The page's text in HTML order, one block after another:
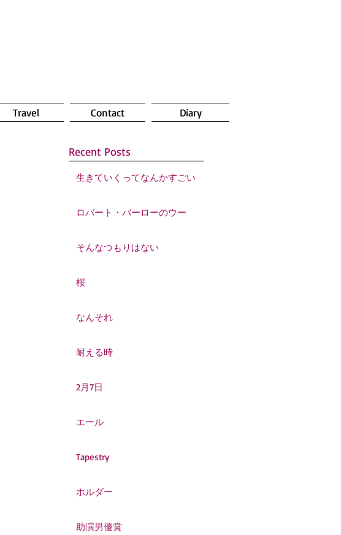
Travel Contact Diary
Recent Posts
生きていくってなんかすごい
ロバート・バーローのウー
そんなつもりはない
桜
なんそれ
耐える時
2月7日
エール
Tapestry
ホルダー
助演男優賞